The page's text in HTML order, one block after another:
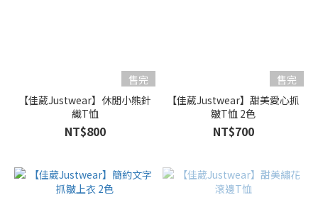
售完
【佳葳Justwear】休閒小熊針
織T恤
NT$800
售完
【佳葳Justwear】甜美愛心抓
皺T恤 2色
NT$700